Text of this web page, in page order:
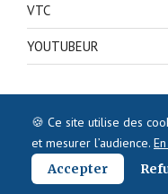
VTC
YOUTUBEUR
🍪 Ce site utilise des
et mesurer l’audience.
Accepter